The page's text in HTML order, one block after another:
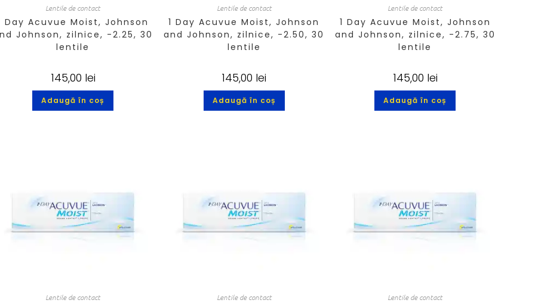
Lentile de contact
Day Acuvue Moist, Johnson
Johnson, zilnice, -2.25, 30
lentile
145,00 lei
Adaugă în coș
Lentile de contact
1 Day Acuvue Moist, Johnson
and Johnson, zilnice, -2.50, 30
lentile
145,00 lei
Adaugă în coș
Lentile de contact
1 Day Acuvue Moist, Johnson
and Johnson, zilnice, -2.75, 30
lentile
145,00 lei
Adaugă în coș
Lentile de contact Lentile de contact Lentile de contact